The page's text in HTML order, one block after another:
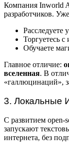
Компания Inworld
разработчиков.
Расследуете
Торгуетесь
Обучаете
Главное отличие:
вселенная. В
«галлюцинаций»,
3. Локальные
С развитием open-
запускают
интернета, без